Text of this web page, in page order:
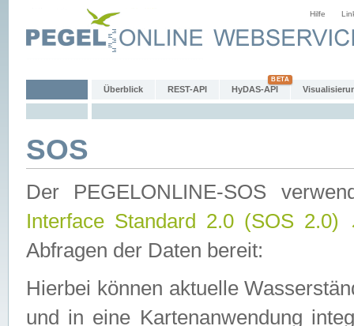
Hilfe
Überblick REST-API HyDAS-API
SOS
Der PEGELONLINE-SOS
Interface Standard 2.0 (SOS 2.0)
Abfragen der Daten bereit:
Hierbei können aktuelle
und in eine Kartenanwendung